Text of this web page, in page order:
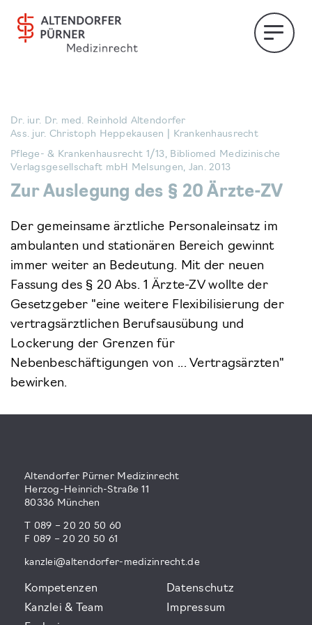
Dr. iur. Dr. med. Reinhold Altendorfer
Ass. jur. Christoph Heppekausen | Krankenhausrecht
Pflege- & Krankenhausrecht 1/13, Bibliomed Medizinische
Verlagsgesellschaft mbH Melsungen, Jan. 2013
Zur Auslegung des § 20 Ärzte-ZV
Der gemeinsame ärztliche Personaleinsatz im
ambulanten und stationären Bereich gewinnt
immer weiter an Bedeutung. Mit der neuen
Fassung des § 20 Abs. 1 Ärzte-ZV wollte der
Gesetzgeber "eine weitere Flexibilisierung der
vertragsärztlichen Berufsausübung und
Lockerung der Grenzen für
Nebenbeschäftigungen von ... Vertragsärzten"
bewirken.
Altendorfer Pürner Medizinrecht
Herzog-Heinrich-Straße 11
80336 München
T 089 – 20 20 50 60
F 089 – 20 20 50 61
kanzlei@altendorfer-medizinrecht.de
Kompetenzen
Kanzlei & Team
Datenschutz
Impressum